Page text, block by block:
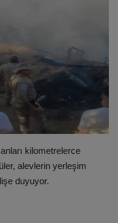
kilometrelerce
alevlerin yerleşim
duyuyor.